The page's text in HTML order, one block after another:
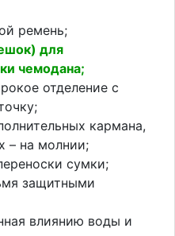
ремень;
для
чемодана;
отделение с
кармана,
– на молнии;
сумки;
защитными
влиянию воды и